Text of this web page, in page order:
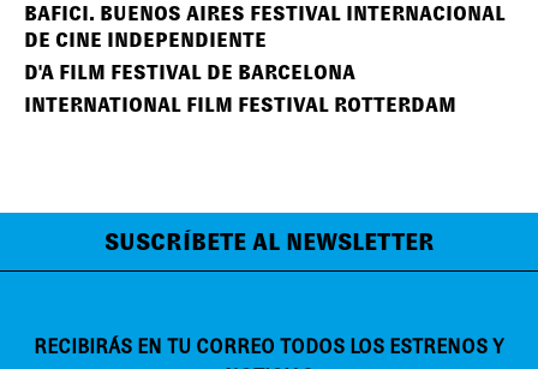
BAFICI. BUENOS AIRES FESTIVAL INTERNACIONAL
DE CINE INDEPENDIENTE
D'A FILM FESTIVAL DE BARCELONA
INTERNATIONAL FILM FESTIVAL ROTTERDAM
SUSCRÍBETE AL NEWSLETTER
RECIBIRÁS EN TU CORREO TODOS LOS ESTRENOS Y